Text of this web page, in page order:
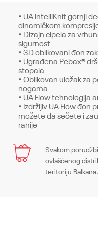
• UA IntelliKnit gornji
dinamičkom
• Dizajn cipela za
sigurnost
• 3D oblikovani đon
• Ugrađena Pebax®
stopala
• Oblikovan uložak za
nogama
• UA Flow tehnologija
• Izdržljiv UA Flow đon
možete da sečete i
ranije
Karakteristika
Kategorija
Ime/Nadimak
Svakom
ovlašćenog
teritoriju Balkana.